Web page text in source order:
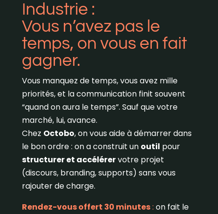
Industrie :
Vous n’avez pas le
temps, on vous en fait
gagner.
Vous manquez de temps, vous avez mille
priorités, et la communication finit souvent
“quand on aura le temps”. Sauf que votre
marché, lui, avance.
Chez Octobo, on vous aide à démarrer dans
le bon ordre : on a construit un outil pour
structurer et accélérervotre projet
(discours, branding, supports) sans vous
rajouter de charge.
Rendez-vous offert 30 minutes: on fait le